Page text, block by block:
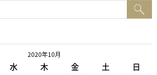
2020年10月
水 木 金 土 日